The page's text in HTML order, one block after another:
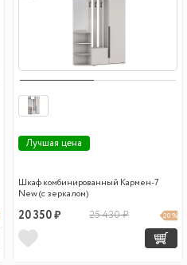
Лучшая цена
Шкаф комбинированный Кармен-7
New (с зеркалом)
20 350 ₽ 25 430 ₽ 20 %